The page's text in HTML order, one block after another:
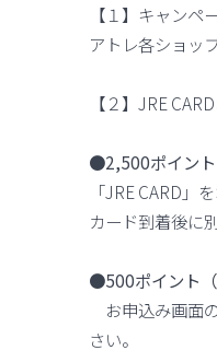
【１】キャンペ
アトレ各ショッ
【２】JRE
●2,500ポイント
「JRE CARD」
カード到着後に
●500ポイント
お申込み画面
さい。